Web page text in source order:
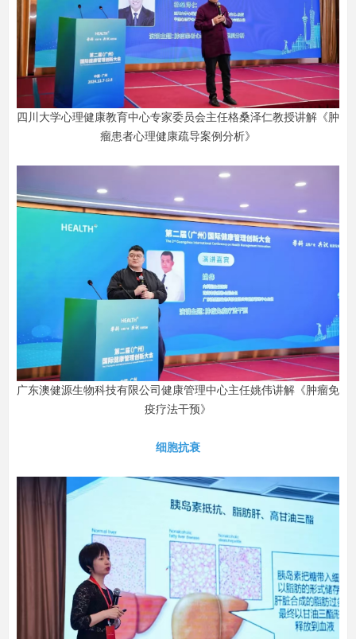
四川大学心理健康教育中心专家委员会主任格桑泽仁教授讲解《肿
瘤患者心理健康疏导案例分析》
广东澳健源生物科技有限公司健康管理中心主任姚伟讲解《肿瘤免
疫疗法干预》
细胞抗衰